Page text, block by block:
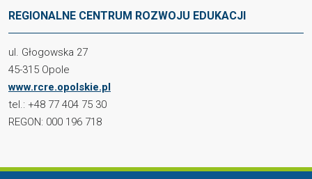
REGIONALNE CENTRUM ROZWOJU EDUKACJI
ul. Głogowska 27
45-315 Opole
www.rcre.opolskie.pl
tel.: +48 77 404 75 30
REGON: 000 196 718